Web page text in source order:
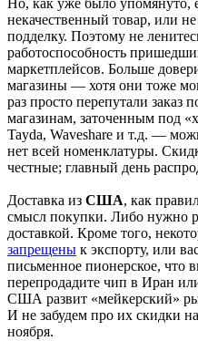
Но, как уже было упомянуто,
некачественный товар, или
подделку. Поэтому не
работоспособность
маркетплейсов. Больше
магазины — хотя они тоже
раз просто перепутали
магазинам, заточенным под
Tayda, Waveshare и т.д. —
нет всей номенклатуры.
честные; главный день
Доставка из США, как
смысл покупки. Либо нужно
доставкой. Кроме того,
запрещены к экспорту, или
письменное пионерское, что
перепродадите чип в Иран
США развит «мейкерский»
И не забудем про их скидки
ноября.